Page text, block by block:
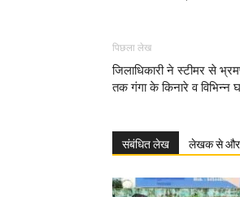
पिछला लेख
जिलाधिकारी ने स्टीमर से
तक गंगा के किनारे व विभिन्न
संबंधित लेख लेखक से और